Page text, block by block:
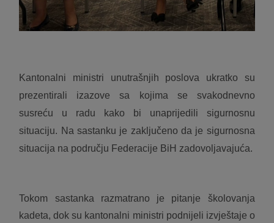
Kantonalni ministri unutrašnjih poslova ukratko su
prezentirali izazove sa kojima se svakodnevno
susreću u radu kako bi unaprijedili sigurnosnu
situaciju. Na sastanku je zaključeno da je sigurnosna
situacija na području Federacije BiH zadovoljavajuća.
Tokom sastanka razmatrano je pitanje školovanja
kadeta, dok su kantonalni ministri podnijeli izvještaje o